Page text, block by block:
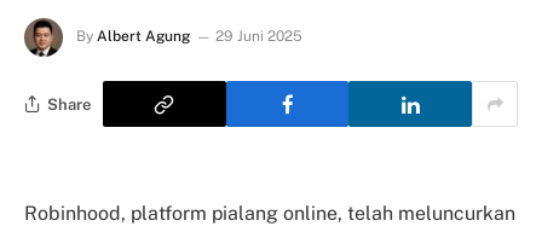
By Albert Agung 29 Juni 2025
Share
Robinhood, platform pialang online, telah meluncurkan